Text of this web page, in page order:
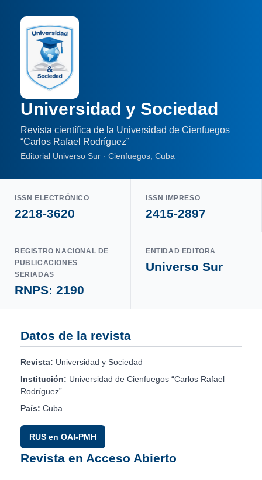
Universidad y Sociedad
Revista científica de la Universidad de Cienfuegos
“Carlos Rafael Rodríguez”
Editorial Universo Sur · Cienfuegos, Cuba
ISSN ELECTRÓNICO
2218-3620
ISSN IMPRESO
2415-2897
REGISTRO NACIONAL DE
PUBLICACIONES
SERIADAS
RNPS: 2190
ENTIDAD EDITORA
Universo Sur
Datos de la revista
Revista: Universidad y Sociedad
Institución: Universidad de Cienfuegos “Carlos Rafael
Rodríguez”
País: Cuba
RUS en OAI-PMH
Revista en Acceso Abierto